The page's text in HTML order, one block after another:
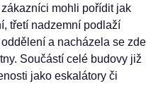
mohli pořídit jak
třetí nadzemní podlaží
a nacházela se zde
Součástí celé budovy již
jako eskalátory či